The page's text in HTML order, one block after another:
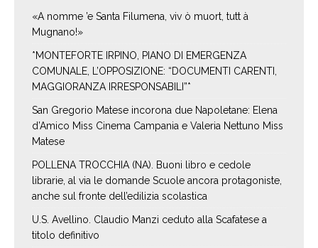
«A nomme ’e Santa Filumena, viv ò muort, tutt à
Mugnano!»
*MONTEFORTE IRPINO, PIANO DI EMERGENZA
COMUNALE, L’OPPOSIZIONE: “DOCUMENTI CARENTI,
MAGGIORANZA IRRESPONSABILI”*
San Gregorio Matese incorona due Napoletane: Elena
d’Amico Miss Cinema Campania e Valeria Nettuno Miss
Matese
POLLENA TROCCHIA (NA). Buoni libro e cedole
librarie, al via le domande Scuole ancora protagoniste,
anche sul fronte dell’edilizia scolastica
U.S. Avellino. Claudio Manzi ceduto alla Scafatese a
titolo definitivo